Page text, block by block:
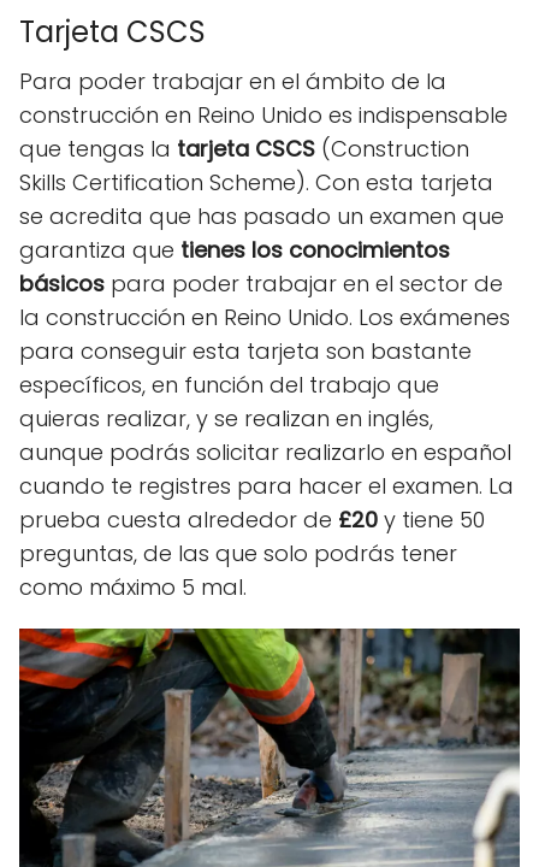
Tarjeta CSCS
Para poder trabajar en el ámbito de la
construcción en Reino Unido es indispensable
que tengas la tarjeta CSCS (Construction
Skills Certification Scheme). Con esta tarjeta
se acredita que has pasado un examen que
garantiza que tienes los conocimientos
básicos para poder trabajar en el sector de
la construcción en Reino Unido. Los exámenes
para conseguir esta tarjeta son bastante
específicos, en función del trabajo que
quieras realizar, y se realizan en inglés,
aunque podrás solicitar realizarlo en español
cuando te registres para hacer el examen. La
prueba cuesta alrededor de £20 y tiene 50
preguntas, de las que solo podrás tener
como máximo 5 mal.